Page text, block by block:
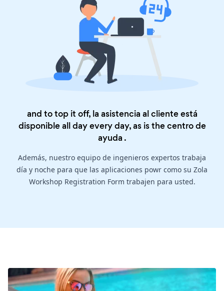
and to top it off, la asistencia al cliente está
disponible all day every day, as is thecentro de
ayuda .
Además, nuestro equipo de ingenieros expertos trabaja
día y noche para que las aplicaciones powr como su Zola
Workshop Registration Form trabajen para usted.